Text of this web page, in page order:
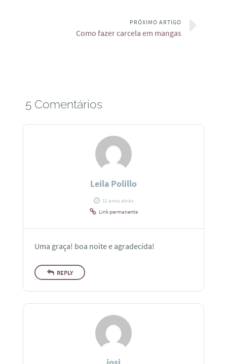
PRÓXIMO ARTIGO
Como fazer carcela em mangas
5 Comentários
Leila Polillo
11 anos atrás
Link permanente
Uma graça! boa noite e agradecida!
REPLY